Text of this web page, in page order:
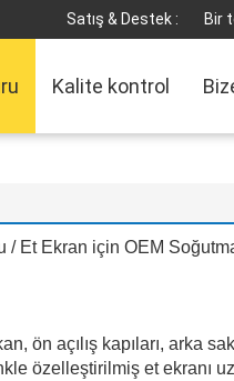
Satış & Destek : Bir
Kalite kontrol
Et Ekran için OEM
ön açılış kapıları, arka
özelleştirilmiş et ekranı